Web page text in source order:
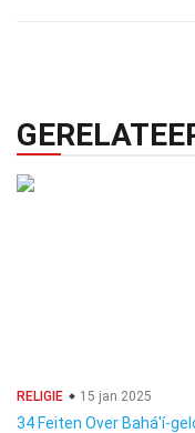
RELIGIE 15 jan 2025
34 Feiten Over Bahá'í-